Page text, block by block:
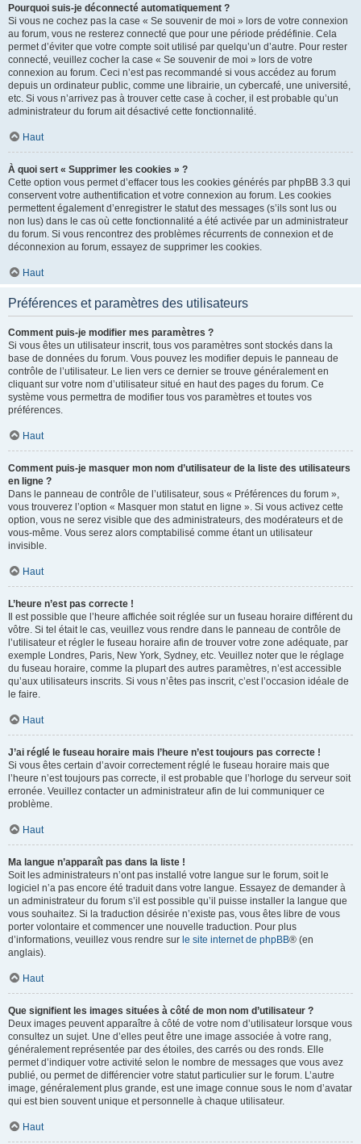
Pourquoi suis-je déconnecté automatiquement ?
Si vous ne cochez pas la case « Se souvenir de moi » lors de votre connexion
au forum, vous ne resterez connecté que pour une période prédéfinie. Cela
permet d’éviter que votre compte soit utilisé par quelqu’un d’autre. Pour rester
connecté, veuillez cocher la case « Se souvenir de moi » lors de votre
connexion au forum. Ceci n’est pas recommandé si vous accédez au forum
depuis un ordinateur public, comme une librairie, un cybercafé, une université,
etc. Si vous n’arrivez pas à trouver cette case à cocher, il est probable qu’un
administrateur du forum ait désactivé cette fonctionnalité.
Haut
À quoi sert « Supprimer les cookies » ?
Cette option vous permet d’effacer tous les cookies générés par phpBB 3.3 qui
conservent votre authentification et votre connexion au forum. Les cookies
permettent également d’enregistrer le statut des messages (s’ils sont lus ou
non lus) dans le cas où cette fonctionnalité a été activée par un administrateur
du forum. Si vous rencontrez des problèmes récurrents de connexion et de
déconnexion au forum, essayez de supprimer les cookies.
Haut
Préférences et paramètres des utilisateurs
Comment puis-je modifier mes paramètres ?
Si vous êtes un utilisateur inscrit, tous vos paramètres sont stockés dans la
base de données du forum. Vous pouvez les modifier depuis le panneau de
contrôle de l’utilisateur. Le lien vers ce dernier se trouve généralement en
cliquant sur votre nom d’utilisateur situé en haut des pages du forum. Ce
système vous permettra de modifier tous vos paramètres et toutes vos
préférences.
Haut
Comment puis-je masquer mon nom d’utilisateur de la liste des utilisateurs
en ligne ?
Dans le panneau de contrôle de l’utilisateur, sous « Préférences du forum »,
vous trouverez l’option « Masquer mon statut en ligne ». Si vous activez cette
option, vous ne serez visible que des administrateurs, des modérateurs et de
vous-même. Vous serez alors comptabilisé comme étant un utilisateur
invisible.
Haut
L’heure n’est pas correcte !
Il est possible que l’heure affichée soit réglée sur un fuseau horaire différent du
vôtre. Si tel était le cas, veuillez vous rendre dans le panneau de contrôle de
l’utilisateur et régler le fuseau horaire afin de trouver votre zone adéquate, par
exemple Londres, Paris, New York, Sydney, etc. Veuillez noter que le réglage
du fuseau horaire, comme la plupart des autres paramètres, n’est accessible
qu’aux utilisateurs inscrits. Si vous n’êtes pas inscrit, c’est l’occasion idéale de
le faire.
Haut
J’ai réglé le fuseau horaire mais l’heure n’est toujours pas correcte !
Si vous êtes certain d’avoir correctement réglé le fuseau horaire mais que
l’heure n’est toujours pas correcte, il est probable que l’horloge du serveur soit
erronée. Veuillez contacter un administrateur afin de lui communiquer ce
problème.
Haut
Ma langue n’apparaît pas dans la liste !
Soit les administrateurs n’ont pas installé votre langue sur le forum, soit le
logiciel n’a pas encore été traduit dans votre langue. Essayez de demander à
un administrateur du forum s’il est possible qu’il puisse installer la langue que
vous souhaitez. Si la traduction désirée n’existe pas, vous êtes libre de vous
porter volontaire et commencer une nouvelle traduction. Pour plus
d’informations, veuillez vous rendre sur le site internet de phpBB® (en
anglais).
Haut
Que signifient les images situées à côté de mon nom d’utilisateur ?
Deux images peuvent apparaître à côté de votre nom d’utilisateur lorsque vous
consultez un sujet. Une d’elles peut être une image associée à votre rang,
généralement représentée par des étoiles, des carrés ou des ronds. Elle
permet d’indiquer votre activité selon le nombre de messages que vous avez
publié, ou permet de différencier votre statut particulier sur le forum. L’autre
image, généralement plus grande, est une image connue sous le nom d’avatar
qui est bien souvent unique et personnelle à chaque utilisateur.
Haut